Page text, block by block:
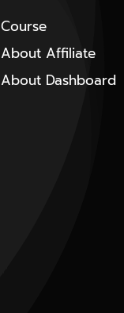
Course
About Affiliate
About Dashboard